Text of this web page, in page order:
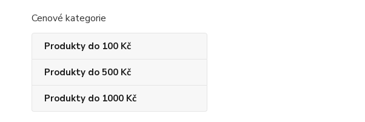
Cenové kategorie
Produkty do 100 Kč
Produkty do 500 Kč
Produkty do 1000 Kč